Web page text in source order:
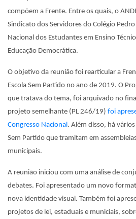
compõem a Frente. Entre os quais, o
Sindicato dos Servidores do Colégio
Nacional dos Estudantes em Ensino
Educação Democrática.
O objetivo da reunião foi rearticular a
Escola Sem Partido no ano de 2019. O
que tratava do tema, foi arquivado no
projeto semelhante (PL 246/19) foi
Congresso Nacional . Além disso, há
Sem Partido que tramitam em
municipais.
A reunião iniciou com uma análise de
debates. Foi apresentado um novo
nova identidade visual. Também foi
projetos de lei, estaduais e municiais,